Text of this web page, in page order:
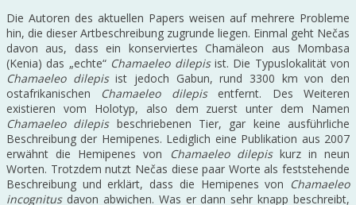
Die Autoren des aktuellen Papers weisen auf mehrere Probleme
hin, die dieser Artbeschreibung zugrunde liegen. Einmal geht Nečas
davon aus, dass ein konserviertes Chamäleon aus Mombasa
(Kenia) das „echte“ Chamaeleo dilepisist. Die Typuslokalität von
Chamaeleo dilepisist jedoch Gabun, rund 3300 km von den
ostafrikanischen Chamaeleo dilepisentfernt. Des Weiteren
existieren vom Holotyp, also dem zuerst unter dem Namen
Chamaeleo dilepisbeschriebenen Tier, gar keine ausführliche
Beschreibung der Hemipenes. Lediglich eine Publikation aus 2007
erwähnt die Hemipenes von
Chamaeleo dilepiskurz in neun
Worten. Trotzdem nutzt Nečas diese paar Worte als feststehende
Beschreibung und erklärt, dass die Hemipenes von Chamaeleo
incognitusdavon abwichen. Was er dann sehr knapp beschreibt,